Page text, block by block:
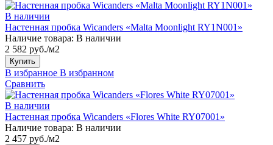
В наличии
Настенная пробка Wicanders «Malta Moonlight RY1N001»
Наличие товара: В наличии
2 582 руб./м2
Купить
В избранное В избранном
Сравнить
В наличии
Настенная пробка Wicanders «Flores White RY07001»
Наличие товара: В наличии
2 457 руб./м2